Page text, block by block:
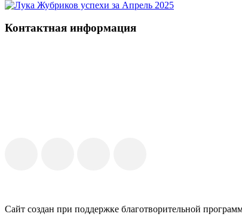
Контактная информация
Сайт создан при поддержке благотворительной